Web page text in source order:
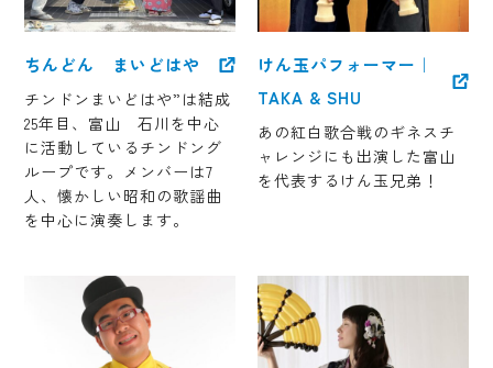
ちんどん まいどはや
チンドンまいどはや”は結成
25年目、富山 石川を中心
に活動しているチンドング
ループです。メンバーは7
人、懐かしい昭和の歌謡曲
を中心に演奏します。
けん玉パフォーマー｜
TAKA & SHU
あの紅白歌合戦のギネスチ
ャレンジにも出演した富山
を代表するけん玉兄弟！